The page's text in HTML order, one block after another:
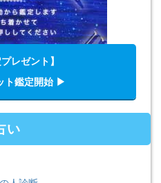
レゼント】
ト鑑定開始 ▶︎
い